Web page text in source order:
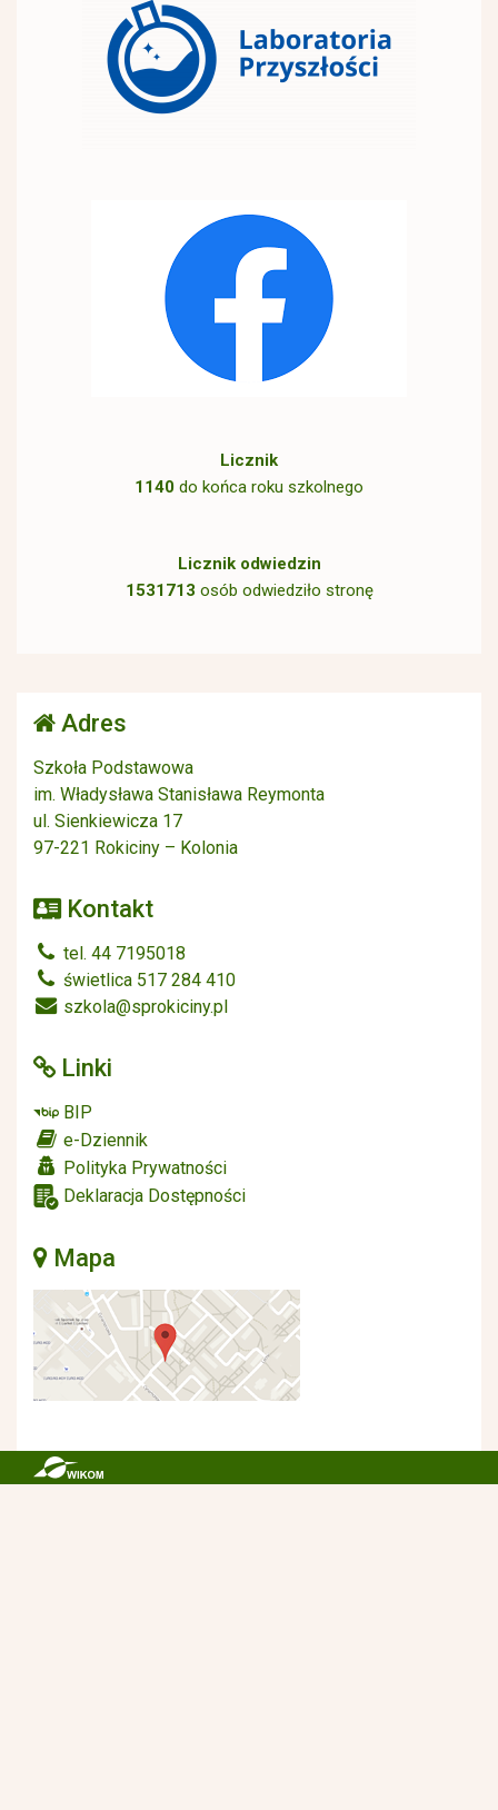
Licznik
1140 do końca roku szkolnego
Licznik odwiedzin
1531713 osób odwiedziło stronę
Adres
Szkoła Podstawowa
im. Władysława Stanisława Reymonta
ul. Sienkiewicza 17
97-221 Rokiciny – Kolonia
Kontakt
tel. 44 7195018
świetlica 517 284 410
szkola@sprokiciny.pl
Linki
BIP
e-Dziennik
Polityka Prywatności
Deklaracja Dostępności
Mapa